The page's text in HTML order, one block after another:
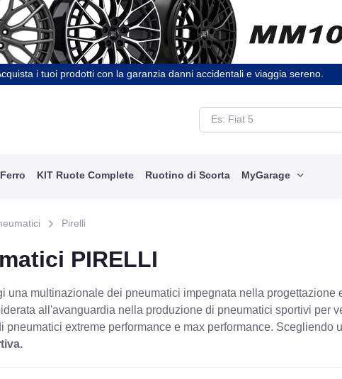
i tuoi prodotti con la garanzia danni accidentali e viaggia sereno.
KIT Ruote Complete Ruotino di Scorta MyGarage
Pirelli
PIRELLI
una multinazionale dei pneumatici impegnata nella progettazione
all'avanguardia nella produzione di pneumatici sportivi per
pneumatici extreme performance e max performance. Scegliendo